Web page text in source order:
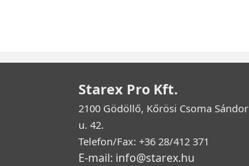
Starex Pro Kft.
2100 Gödöllő, Kőrösi Csoma Sándor
u. 42.
Telefon/Fax: +36 28/412 371
E-mail: info@starex.hu